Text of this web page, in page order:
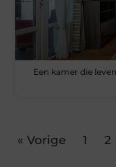
Een kamer die
« Vorige 1 2